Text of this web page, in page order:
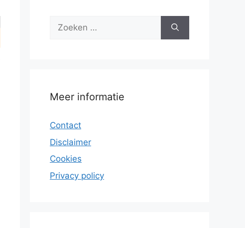
Zoek
Meer informatie
Contact
Disclaimer
Cookies
Privacy policy